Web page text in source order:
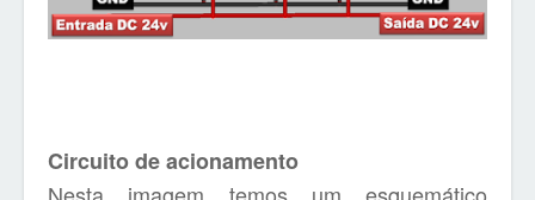
Circuito de acionamento